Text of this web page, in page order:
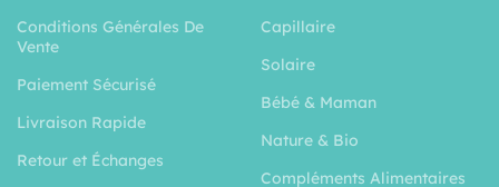
Conditions Générales De
Vente
Paiement Sécurisé
Livraison Rapide
Retour et Échanges
Capillaire
Solaire
Bébé & Maman
Nature & Bio
Compléments Alimentaires